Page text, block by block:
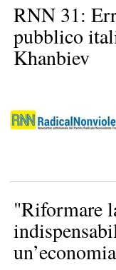
RNN 31:
pubblico
Khanbiev
"Riformare